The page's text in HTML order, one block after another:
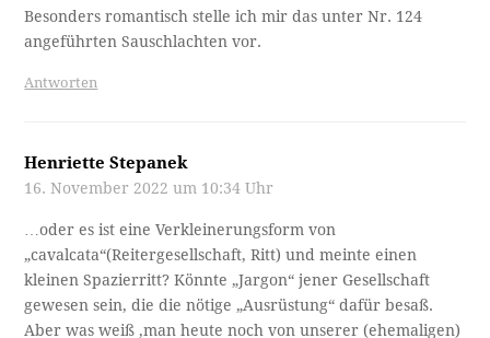
Besonders romantisch stelle ich mir das unter Nr. 124
angeführten Sauschlachten vor.
Antworten
Henriette Stepanek
16. November 2022 um 10:34 Uhr
…oder es ist eine Verkleinerungsform von
„cavalcata“(Reitergesellschaft, Ritt) und meinte einen
kleinen Spazierritt? Könnte „Jargon“ jener Gesellschaft
gewesen sein, die die nötige „Ausrüstung“ dafür besaß.
Aber was weiß ,man heute noch von unserer (ehemaligen)